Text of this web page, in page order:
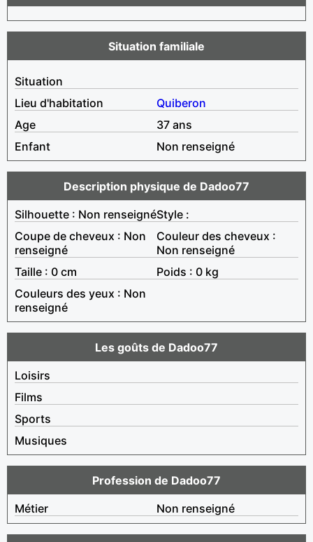
Situation familiale
Situation
Lieu d'habitation
Quiberon
Age
37 ans
Enfant
Non renseigné
Description physique de Dadoo77
Silhouette : Non renseignéStyle :
Coupe de cheveux : Non
renseigné
Couleur des cheveux :
Non renseigné
Taille : 0 cm
Poids : 0 kg
Couleurs des yeux : Non
renseigné
Les goûts de Dadoo77
Loisirs
Films
Sports
Musiques
Profession de Dadoo77
Métier
Non renseigné